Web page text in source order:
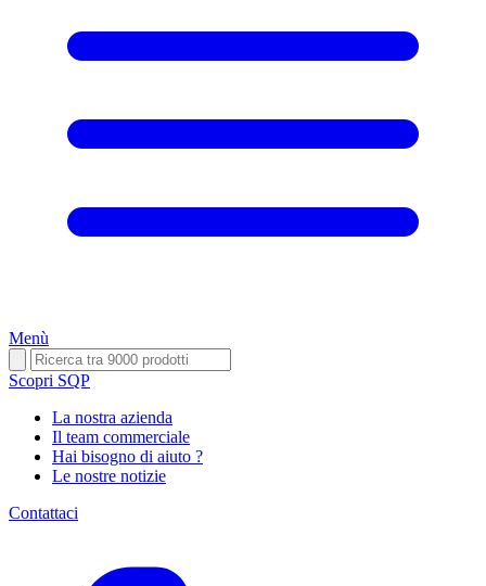
Menù
Scopri SQP
La nostra azienda
Il team commerciale
Hai bisogno di aiuto ?
Le nostre notizie
Contattaci